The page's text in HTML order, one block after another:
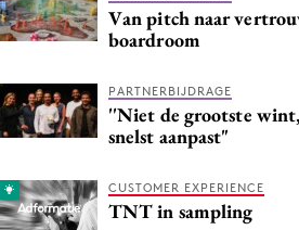
Van pitch naar
boardroom
PARTNERBIJDRAGE
''Niet de grootste
snelst aanpast"
CUSTOMER EXPERIENCE
TNT in sampling